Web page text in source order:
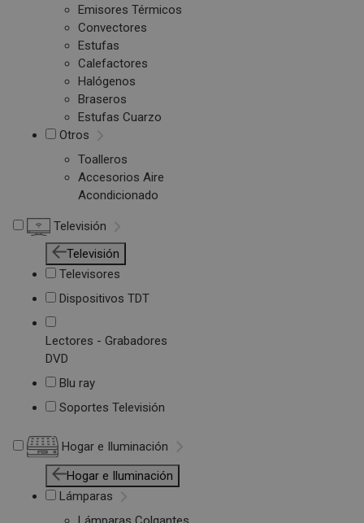
Emisores Térmicos
Convectores
Estufas
Calefactores
Halógenos
Braseros
Estufas Cuarzo
Otros
Toalleros
Accesorios Aire
Acondicionado
Televisión
Televisión
Televisores
Dispositivos TDT
Lectores - Grabadores
DVD
Blu ray
Soportes Televisión
Hogar e Iluminación
Hogar e Iluminación
Lámparas